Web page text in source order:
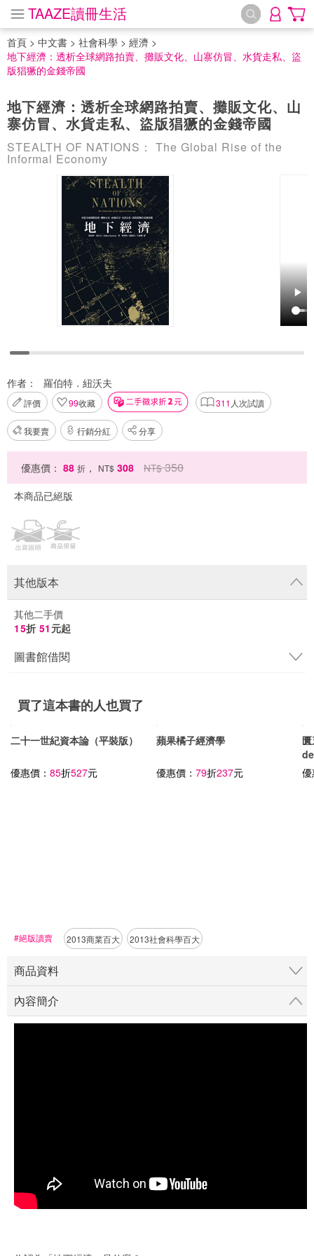
TAAZE讀冊生活
首頁 > 中文書 > 社會科學 > 經濟 >
地下經濟：透析全球網路拍賣、攤販文化、山寨仿冒、水貨走私、盜
版猖獗的金錢帝國
地下經濟：透析全球網路拍賣、攤販文化、山
寨仿冒、水貨走私、盜版猖獗的金錢帝國
STEALTH OF NATIONS： The Global Rise of the
Informal Economy
作者： 羅伯特．紐沃夫
評價 99收藏 311 人次試讀
我要賣 行銷分紅 分享
優惠價： 88 折 ， NT$ 308 NT$ 350
本商品已絕版
其他版本
其他二手價
15折 51 元起
圖書館借閱
買了這本書的人也買了
二十一世紀資本論（平裝版）
優惠價： 85折527元
#絕版讀賣 2013商業百大 2013社會科學百大
商品資料
內容簡介